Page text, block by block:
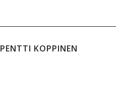
PENTTI KOPPINEN